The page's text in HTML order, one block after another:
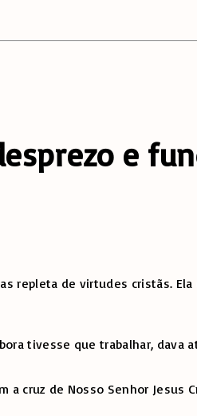
e
repleta de virtudes cristãs.
tivesse que trabalhar, dava
cruz de Nosso Senhor